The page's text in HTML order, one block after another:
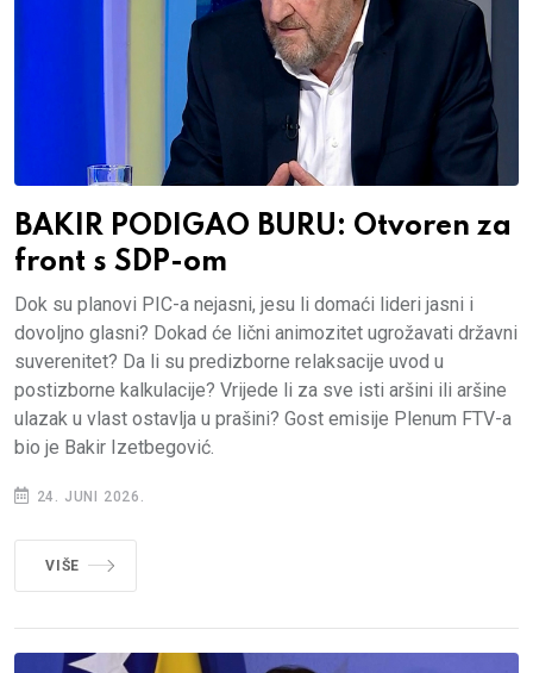
BAKIR PODIGAO BURU: Otvoren za
front s SDP-om
Dok su planovi PIC-a nejasni, jesu li domaći lideri jasni i
dovoljno glasni? Dokad će lični animozitet ugrožavati državni
suverenitet? Da li su predizborne relaksacije uvod u
postizborne kalkulacije? Vrijede li za sve isti aršini ili aršine
ulazak u vlast ostavlja u prašini? Gost emisije Plenum FTV-a
bio je Bakir Izetbegović.
24. JUNI 2026.
VIŠE